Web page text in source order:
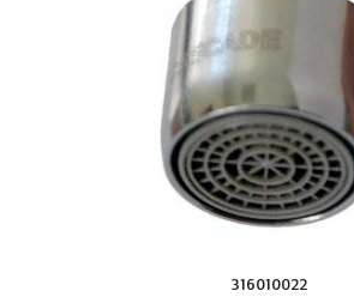
316010022